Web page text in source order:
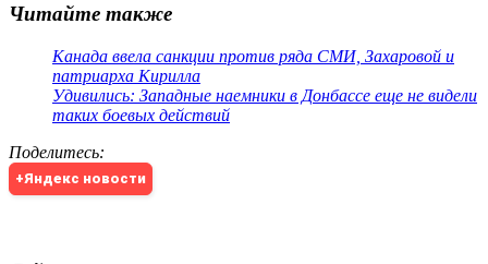
Читайте также
Канада ввела санкции против ряда СМИ, Захаровой и
патриарха Кирилла
Удивились: Западные наемники в Донбассе еще не видели
таких боевых действий
Поделитесь:
+Яндекс новости